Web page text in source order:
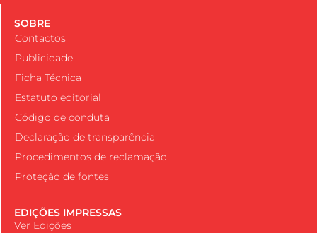
SOBRE
Contactos
Publicidade
Ficha Técnica
Estatuto editorial
Código de conduta
Declaração de transparência
Procedimentos de reclamação
Proteção de fontes
EDIÇÕES IMPRESSAS
Ver Edições